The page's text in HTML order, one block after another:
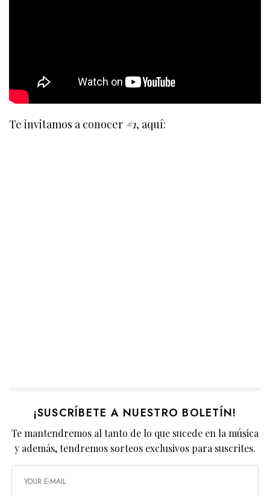
Te invitamos a conocer #1, aquí:
¡SUSCRÍBETE A NUESTRO BOLETÍN!
Te mantendremos al tanto de lo que sucede en la música
y además, tendremos sorteos exclusivos para suscrites.